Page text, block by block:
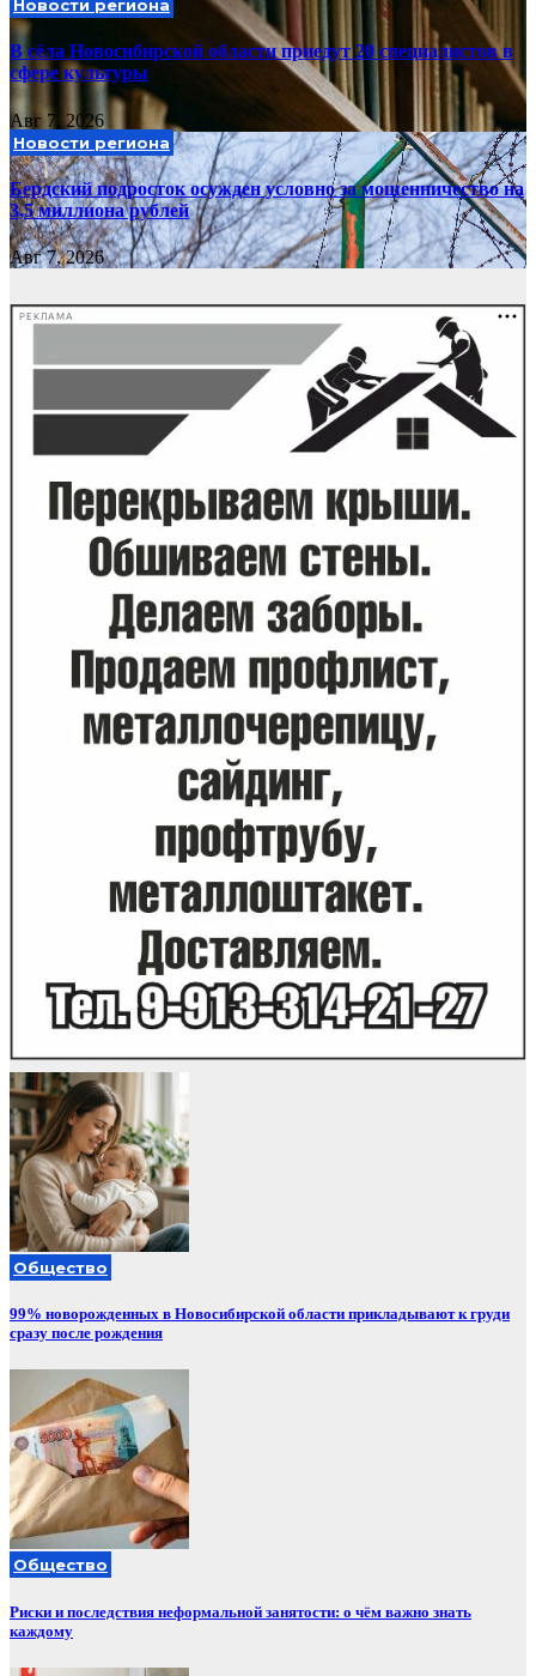
Новости региона
В сёла Новосибирской области приедут 20 специалистов в
сфере культуры
Авг 7, 2026
Новости региона
Бердский подросток осужден условно за мошенничество на
3,5 миллиона рублей
Авг 7, 2026
РЕКЛАМА
Общество
99% новорожденных в Новосибирской области прикладывают к груди
сразу после рождения
Общество
Риски и последствия неформальной занятости: о чём важно знать
каждому